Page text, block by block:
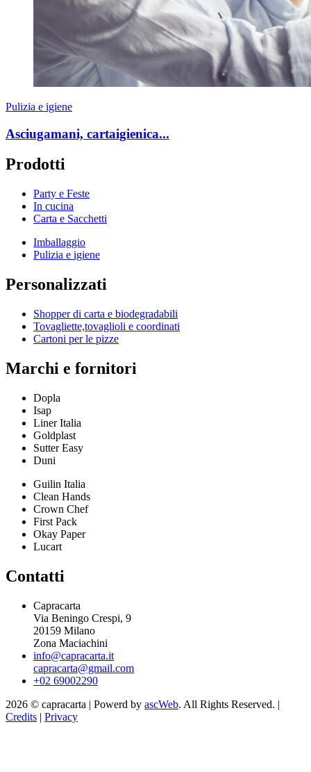
Pulizia e igiene
Asciugamani, cartaigienica...
Prodotti
Party e Feste
In cucina
Carta e Sacchetti
Imballaggio
Pulizia e igiene
Personalizzati
Shopper di carta e biodegradabili
Tovagliette,tovaglioli e coordinati
Cartoni per le pizze
Marchi e fornitori
Dopla
Isap
Liner Italia
Goldplast
Sutter Easy
Duni
Guilin Italia
Clean Hands
Crown Chef
First Pack
Okay Paper
Lucart
Contatti
Capracarta
Via Beningo Crespi, 9
20159 Milano
Zona Maciachini
info@capracarta.it
capracarta@gmail.com
+02 69002290
2026 © capracarta | Powerd by ascWeb. All Rights Reserved. |
Credits | Privacy